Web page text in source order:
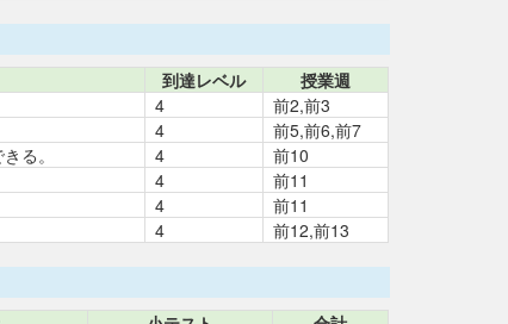
到達レベル
授業週
4
前2,前3
4
前5,前6,前7
る。
4
前10
4
前11
4
前11
4 前12,前13